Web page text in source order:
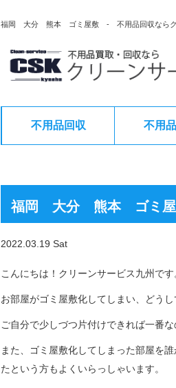
福岡 大分 熊本 ゴミ屋敷 - 不用品回収ならクリ
不用品回収 不用
福岡 大分 熊本 ゴミ
2022.03.19 Sat
こんにちは！クリーンサービス九州です
お部屋がゴミ屋敷化してしまい、どう
ご自分で少しづつ片付けできれば一番
また、ゴミ屋敷化してしまった部屋を
たという方もよくいらっしゃいます。